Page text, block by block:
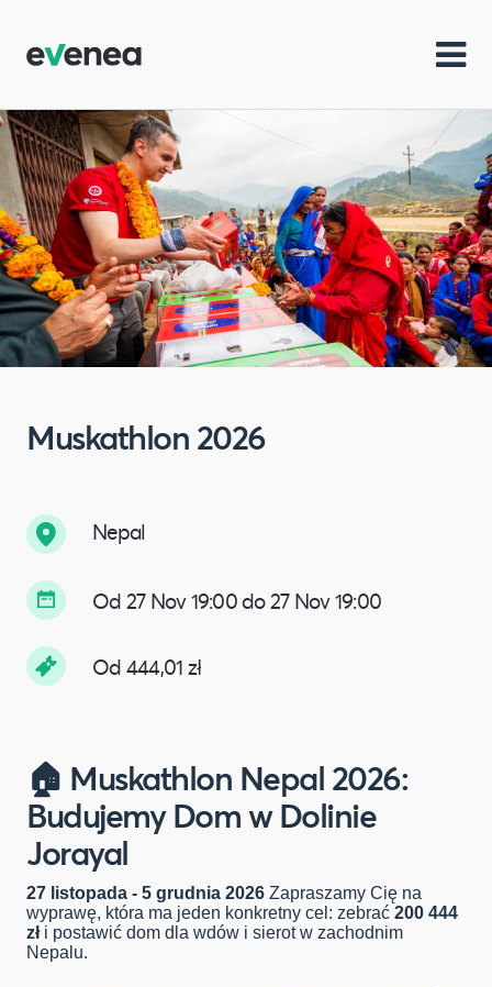
Muskathlon 2026
Nepal
Od 27 Nov 19:00 do 27 Nov 19:00
Od 444,01 zł
🏠 Muskathlon Nepal 2026:
Budujemy Dom w Dolinie
Jorayal
27 listopada - 5 grudnia 2026 Zapraszamy Cię na
wyprawę, która ma jeden konkretny cel: zebrać 200 444
złi postawić dom dla wdów i sierot w zachodnim
Nepalu.